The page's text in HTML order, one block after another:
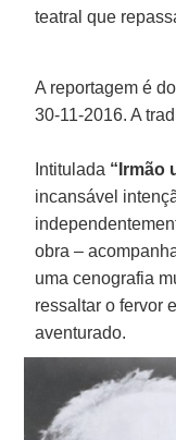
teatral que
A reportagem é
30-11-2016. A
Intitulada “Irmão
incansável
obra –
uma cenografia
ressaltar o fervor
aventurado.